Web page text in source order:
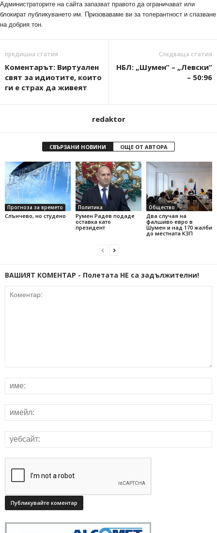
Администраторите на сайта запазват правото да ограничават или
блокират публикуването им. Призоваваме ви за толерантност и спазване
на добрия тон.
предишна статия
Коментарът: Виртуален
свят за идиотите, които
ги е страх да живеят
Следваща статия
НБЛ: „Шумен” – „Левски”
– 50:96
redaktor
СВЪРЗАНИ НОВИНИ ОЩЕ ОТ АВТОРА
Прогноза за времето
Слънчево, но студено
Политика
Румен Радев подаде
оставка като
президент
Общество
Два случая на
фалшиво евро в
Шумен и над 170 жалби
до местната КЗП
ВАШИЯТ КОМЕНТАР - Полетата НЕ са задължителни!